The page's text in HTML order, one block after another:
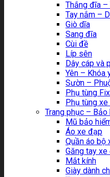
Thắng đĩa –
Tay nắm –
Giò dĩa
Sang đĩa
Cùi đề
Líp sên
Dây cáp và
Yên – Khóa
Sườn –
Phụ tùng
Phụ tùng
Trang phục – Bảo
Mũ bảo
Áo xe đạp
Quần áo bộ
Găng tay
Mắt kính
Giày dành